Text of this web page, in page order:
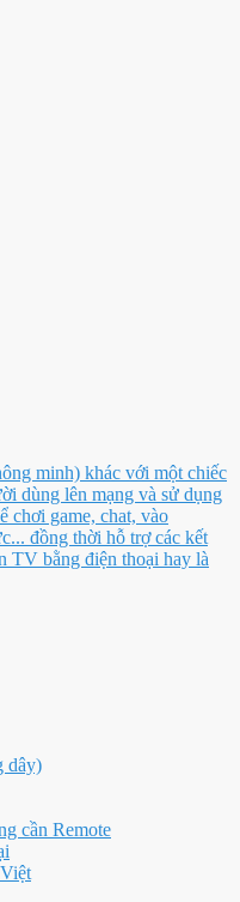
minh) khác với một chiếc
dùng lên mạng và sử dụng
chơi game, chat, vào
đồng thời hỗ trợ các kết
TV bằng điện thoại hay là
dây)
cần Remote